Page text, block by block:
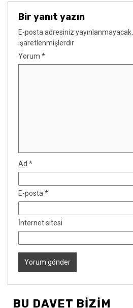
Bir yanıt yazın
E-posta adresiniz yayınlanmayacak.
işaretlenmişlerdir
Yorum *
Ad *
E-posta*
İnternet sitesi
BU DAVET BIZIM